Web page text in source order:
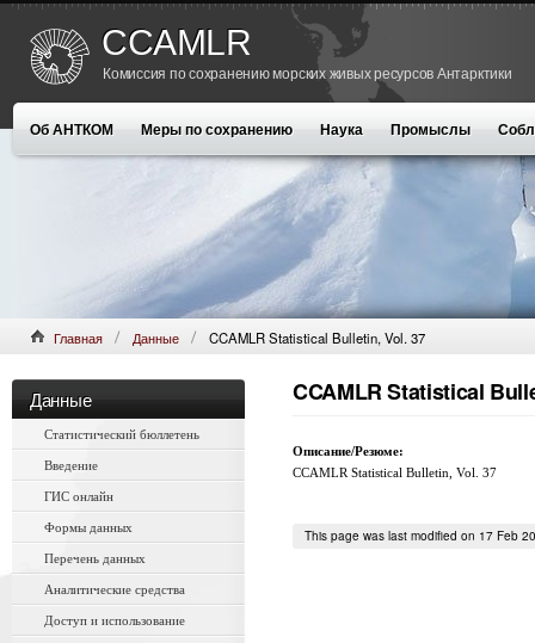
CCAMLR
Комиссия по сохранению морских живых ресурсов Антарктики
Об АНТКОМ Меры по сохранению Наука Промыслы
Главная Данные CCAMLR Statistical Bulletin, Vol. 37
Данные
Статистический бюллетень
Введение
ГИС онлайн
Формы данных
Перечень данных
Аналитические средства
Доступ и использование
CCAMLR Statistical
Описание/Резюме:
CCAMLR Statistical Bulletin, Vol. 37
This page was last modified on 17 Feb